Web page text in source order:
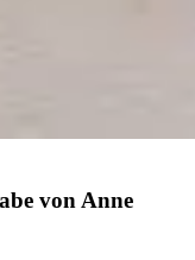
von Anne